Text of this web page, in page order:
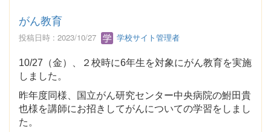
がん教育
投稿日時 : 2023/10/27 学校サイト管理者
10/27（金）、２校時に6年生を対象にがん教育を実施
しました。
昨年度同様、国立がん研究センター中央病院の鮒田貴
也様を講師にお招きしてがんについての学習をしまし
た。